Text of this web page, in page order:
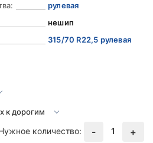
рулевая
нешип
315/70 R22,5 рулевая
количество:
- 1 +